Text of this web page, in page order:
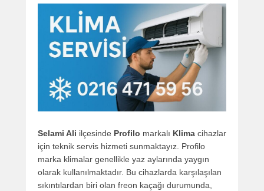
Selami Ali ilçesinde Profilo markalı Klima cihazlar
için teknik servis hizmeti sunmaktayız. Profilo
marka klimalar genellikle yaz aylarında yaygın
olarak kullanılmaktadır. Bu cihazlarda karşılaşılan
sıkıntılardan biri olan freon kaçağı durumunda,